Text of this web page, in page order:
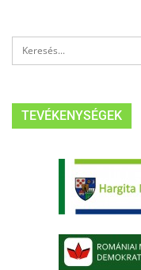
TEVÉKENYSÉGEK